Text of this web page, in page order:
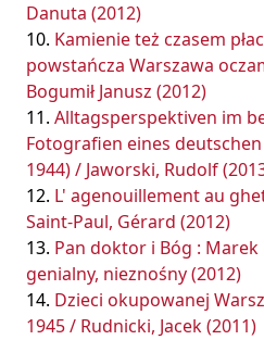
Danuta (2012)
Kamienie też czasem
powstańcza Warszawa
Bogumił Janusz (2012)
Alltagsperspektiven im
Fotografien eines
1944) / Jaworski, Rudolf
L' agenouillement au
Saint-Paul, Gérard (2012)
Pan doktor i Bóg :
genialny, nieznośny (2012)
Dzieci okupowanej
1945 / Rudnicki, Jacek (2011)